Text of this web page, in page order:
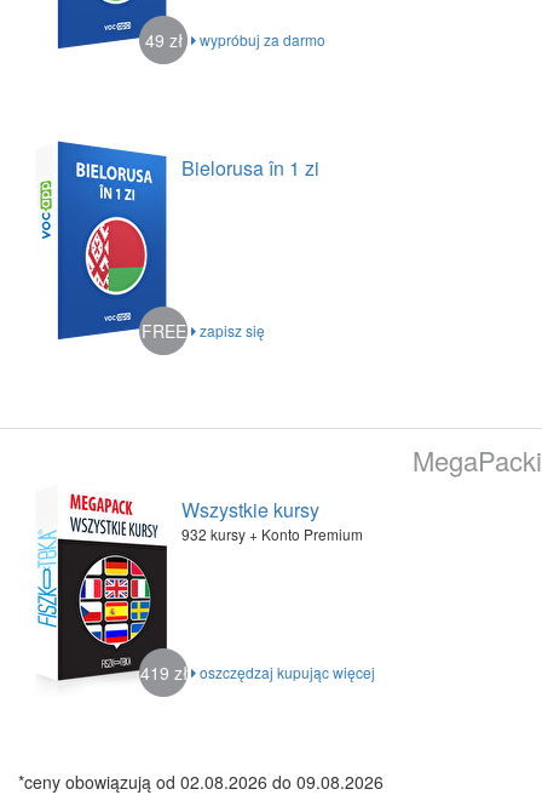
wypróbuj za darmo
49 zł
Bielorusa în 1 zi
zapisz się
FREE
MegaPacki
Wszystkie kursy
932 kursy + Konto Premium
oszczędzaj kupując więcej
419 zł
*ceny obowiązują od 02.08.2026 do 09.08.2026